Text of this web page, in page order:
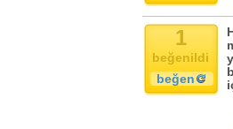
1
beğenildi
beğen